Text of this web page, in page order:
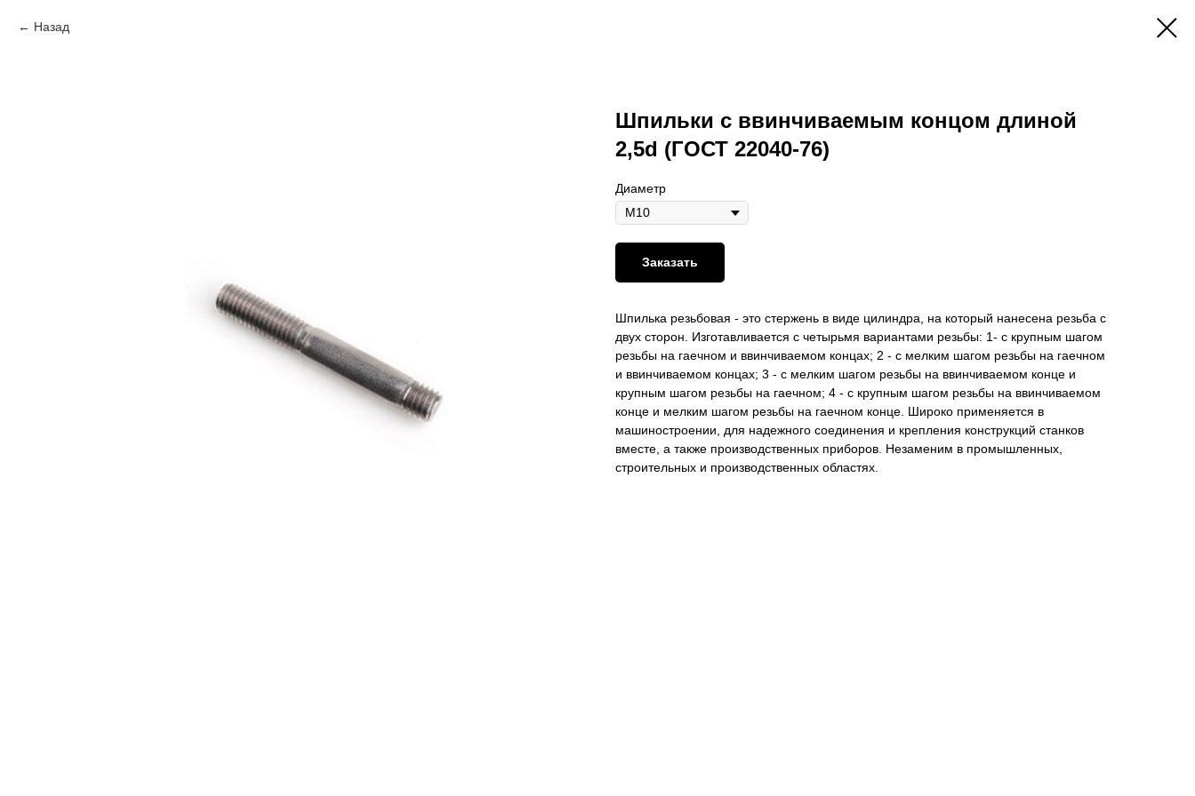
Назад
Шпильки с ввинчиваемым концом длиной
2,5d (ГОСТ 22040-76)
Диаметр
Заказать
Шпилька резьбовая - это стержень в виде цилиндра, на который нанесена резьба с
двух сторон. Изготавливается с четырьмя вариантами резьбы: 1- с крупным шагом
резьбы на гаечном и ввинчиваемом концах; 2 - с мелким шагом резьбы на гаечном
и ввинчиваемом концах; 3 - с мелким шагом резьбы на ввинчиваемом конце и
крупным шагом резьбы на гаечном; 4 - с крупным шагом резьбы на ввинчиваемом
конце и мелким шагом резьбы на гаечном конце. Широко применяется в
машиностроении, для надежного соединения и крепления конструкций станков
вместе, а также производственных приборов. Незаменим в промышленных,
строительных и производственных областях.